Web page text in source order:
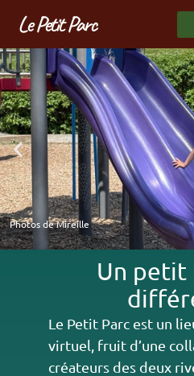
Le Petit Parc
Photos de Mireille
Un
Le Petit Parc est un
virtuel, fruit d’une
créateurs des deux